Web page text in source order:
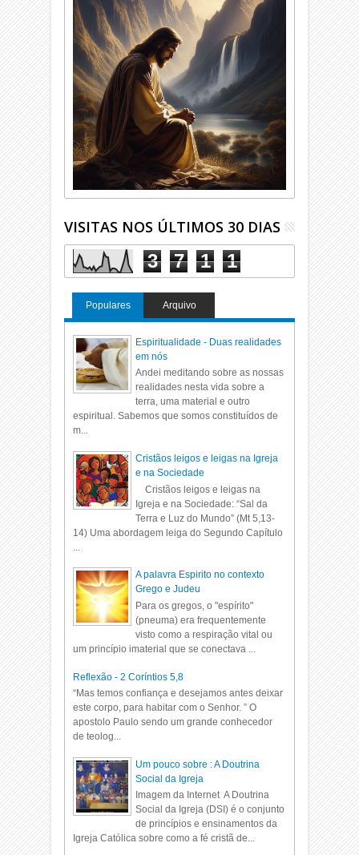
VISITAS NOS ÚLTIMOS 30 DIAS
3 7 1 1
Populares Arquivo
Espiritualidade - Duas realidades
em nós
Andei meditando sobre as nossas
realidades nesta vida sobre a
terra, uma material e outro
espiritual. Sabemos que somos constituídos de
m...
Cristãos leigos e leigas na Igreja
e na Sociedade
Cristãos leigos e leigas na
Igreja e na Sociedade: “Sal da
Terra e Luz do Mundo” (Mt 5,13-
14) Uma abordagem leiga do Segundo Capítulo
A palavra Espirito no contexto
Grego e Judeu
Para os gregos, o "espírito"
(pneuma) era frequentemente
visto como a respiração vital ou
um princípio imaterial que se conectava ...
Reflexão - 2 Coríntios 5,8
“Mas temos confiança e desejamos antes deixar
este corpo, para habitar com o Senhor. ” O
apostolo Paulo sendo um grande conhecedor
de teolog...
Um pouco sobre : A Doutrina
Social da Igreja
Imagem da Internet A Doutrina
Social da Igreja (DSI) é o conjunto
de princípios e ensinamentos da
Igreja Católica sobre como a fé cristã de...